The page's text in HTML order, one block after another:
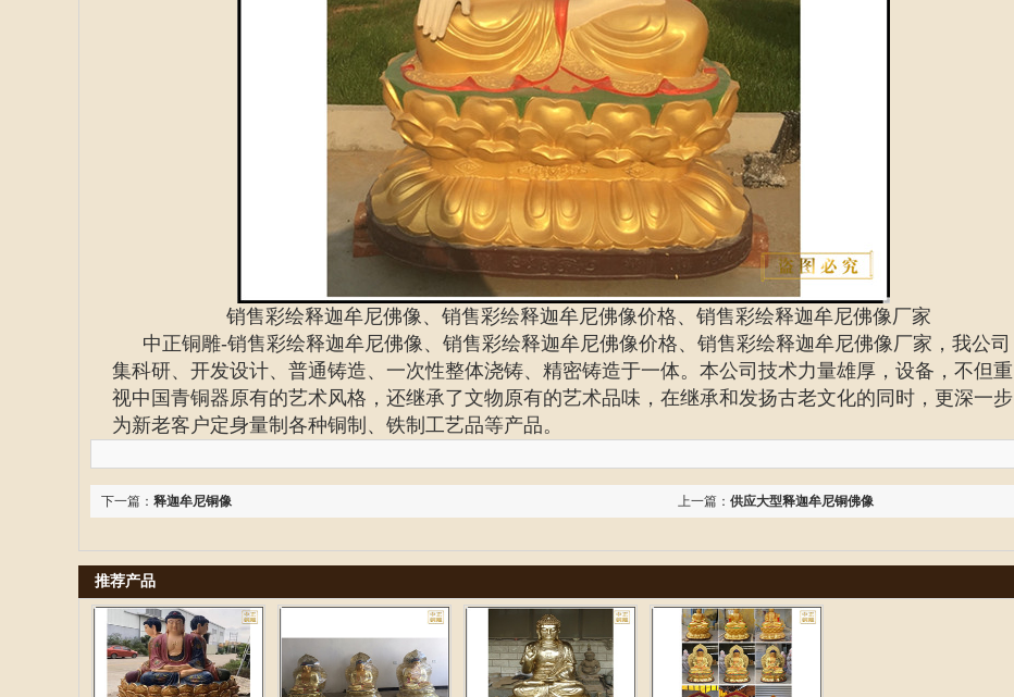
销售彩绘释迦牟尼佛像、 销售彩绘释迦牟尼佛像价格、 销售彩绘释迦牟尼佛像厂家
中正铜雕-销售彩绘释迦牟尼佛像、销售彩绘释迦牟尼佛像价格、销售彩绘释迦牟尼佛像厂家 ，我公司
集科研、开发设计、普通铸造、一次性整体浇铸、精密铸造于一体。本公司技术力量雄厚，设备，不但重
视中国青铜器原有的艺术风格，还继承了文物原有的艺术品味，在继承和发扬古老文化的同时，更深一步
为新老客户定身量制各种铜制、铁制工艺品等产品。
上一篇： 供应大型释迦牟尼铜佛像
下一篇： 释迦牟尼铜像
推荐产品